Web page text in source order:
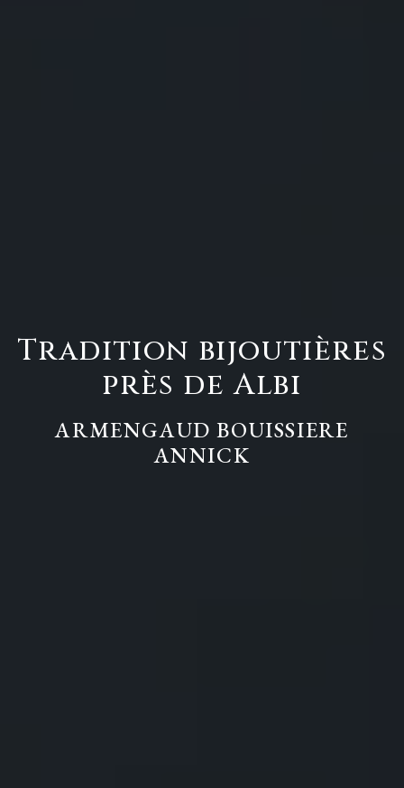
Tradition bijoutières
près de Albi
ARMENGAUD BOUISSIERE
ANNICK